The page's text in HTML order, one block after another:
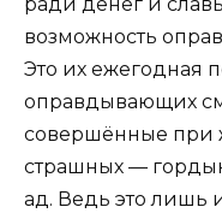
возможность
Это их ежегодная
оправдывающих
совершённые при
страшных —
ад. Ведь это лишь